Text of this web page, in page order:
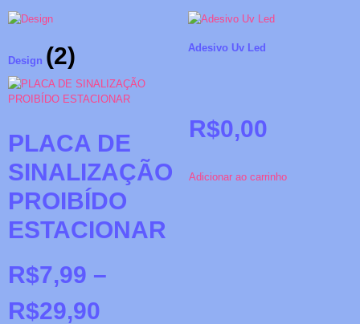
Design (2) Adesivo Uv Led
PLACA DE
SINALIZAÇÃO
PROIBÍDO
ESTACIONAR
R$7,99 –
R$29,90
R$0,00
Adicionar ao carrinho